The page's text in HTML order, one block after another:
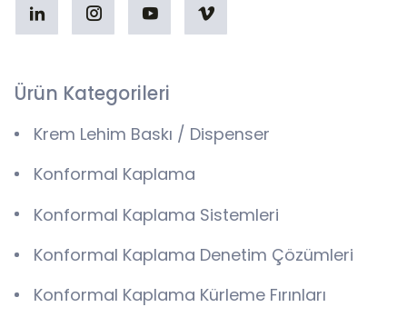
Ürün Kategorileri
Krem Lehim Baskı / Dispenser
Konformal Kaplama
Konformal Kaplama Sistemleri
Konformal Kaplama Denetim Çözümleri
Konformal Kaplama Kürleme Fırınları